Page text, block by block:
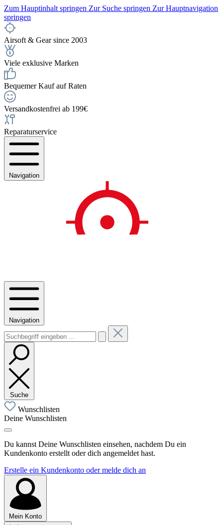
Zum Hauptinhalt springen Zur Suche springen Zur Hauptnavigation
springen
Airsoft & Gear since 2003
Viele exklusive Marken
Bequemer Kauf auf Raten
Versandkostenfrei ab 199€
Reparaturservice
Navigation
Navigation
Suche
Wunschlisten
Deine Wunschlisten
Du kannst Deine Wunschlisten einsehen, nachdem Du ein
Kundenkonto erstellt oder dich angemeldet hast.
Erstelle ein Kundenkonto oder melde dich an
Mein Konto